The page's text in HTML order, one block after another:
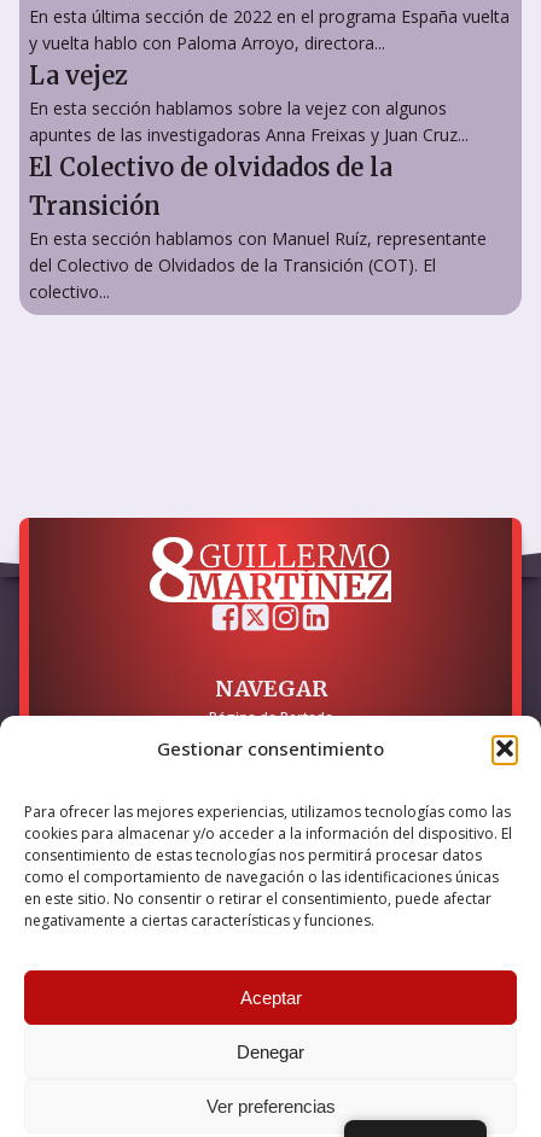
Gestionar consentimiento
Para ofrecer las mejores experiencias, utilizamos tecnologías como las
cookies para almacenar y/o acceder a la información del dispositivo. El
consentimiento de estas tecnologías nos permitirá procesar datos
como el comportamiento de navegación o las identificaciones únicas
en este sitio. No consentir o retirar el consentimiento, puede afectar
negativamente a ciertas características y funciones.
Aceptar
Denegar
Ver preferencias
En esta última sección de 2022 en el programa España vuelta
y vuelta hablo con Paloma Arroyo, directora...
La vejez
En esta sección hablamos sobre la vejez con algunos
apuntes de las investigadoras Anna Freixas y Juan Cruz...
El Colectivo de olvidados de la
Transición
En esta sección hablamos con Manuel Ruíz, representante
del Colectivo de Olvidados de la Transición (COT). El
colectivo...
NAVEGAR
Página de Portada
LEGAL
Política de Privacidad
Política de Cookies
Accesibilidad
Esta empresa ha sido beneficiaria del bono Kit Digital y lo ha
internet, financiado por la Unión Europea – NextGeneration EU
© 2026 Guillermo Martínez | Todos los derechos reservados |